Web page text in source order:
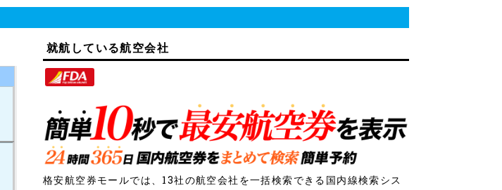
就航している航空会社
格安航空券モールでは、13社の航空会社を一括検索できる国内線検索シス